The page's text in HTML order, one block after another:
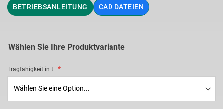
BETRIEBSANLEITUNG CAD DATEIEN
Wählen Sie Ihre Produktvariante
Tragfähigkeit in t